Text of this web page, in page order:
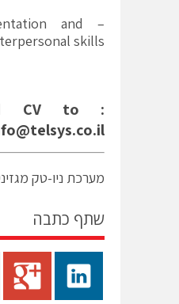
and
skills.
CV to :
מערכת ניו-טק
שתף כתבה